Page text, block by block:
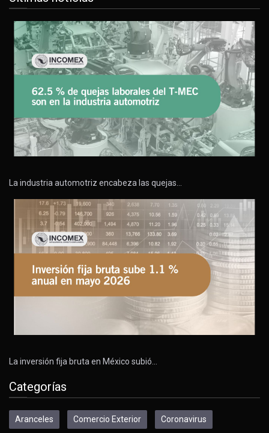
La industria automotriz encabeza las quejas…
La inversión fija bruta en México subió…
Categorías
Aranceles Comercio Exterior Coronavirus